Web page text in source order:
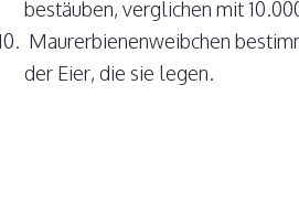
bestäuben, verglichen mit
Maurerbienenweibchen
der Eier, die sie legen.